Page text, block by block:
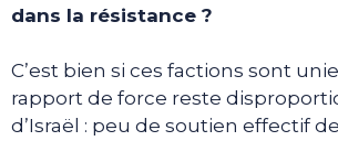
dans la résistance ?
C’est bien si ces factions sont
rapport de force reste
d’Israël : peu de soutien effectif